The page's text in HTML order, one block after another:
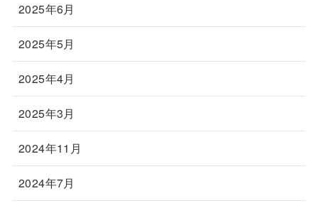
2025年6月
2025年5月
2025年4月
2025年3月
2024年11月
2024年7月